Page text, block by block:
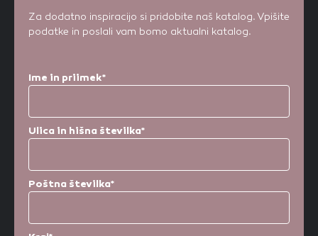
Za dodatno inspiracijo si pridobite naš katalog. Vpišite
podatke in poslali vam bomo aktualni katalog.
Ime in priimek*
Ulica in hišna številka*
Poštna številka*